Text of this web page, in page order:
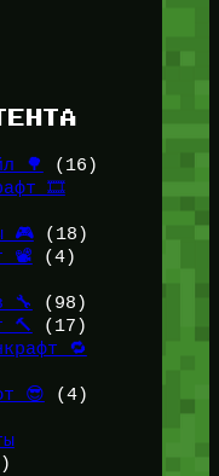
🌳
(16)
🎞️
🎮(18)
📽️ (4)
🔧
(98)
🔨
(17)
🔁
😎 (4)